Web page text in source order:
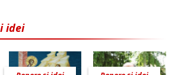
idei